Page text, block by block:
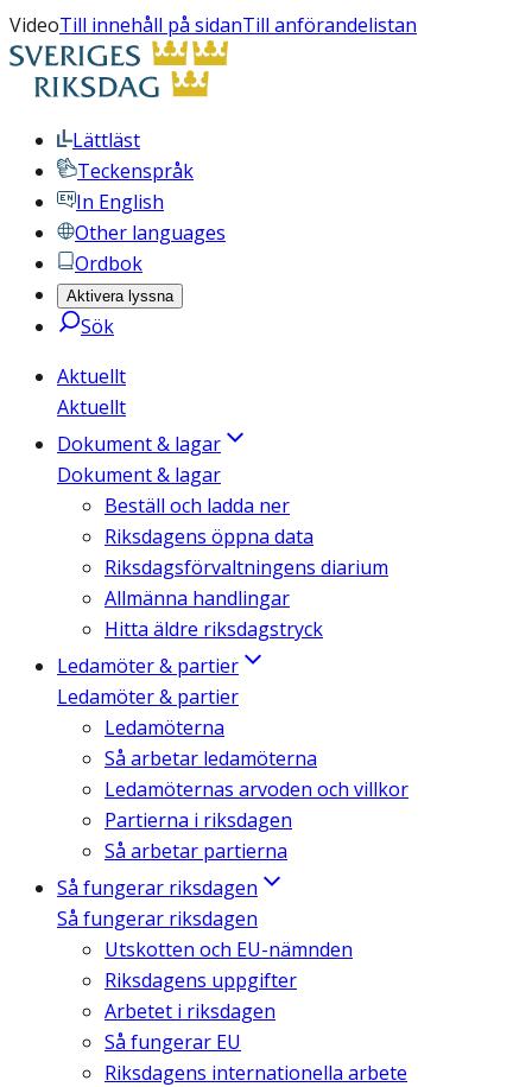
VideoTill innehåll på sidanTill anförandelistan
Lättläst
Teckenspråk
In English
Other languages
Ordbok
Aktivera lyssna
Sök
Aktuellt
Aktuellt
Dokument & lagar
Dokument & lagar
Beställ och ladda ner
Riksdagens öppna data
Riksdagsförvaltningens diarium
Allmänna handlingar
Hitta äldre riksdagstryck
Ledamöter & partier
Ledamöter & partier
Ledamöterna
Så arbetar ledamöterna
Ledamöternas arvoden och villkor
Partierna i riksdagen
Så arbetar partierna
Så fungerar riksdagen
Så fungerar riksdagen
Utskotten och EU-nämnden
Riksdagens uppgifter
Arbetet i riksdagen
Så fungerar EU
Riksdagens internationella arbete